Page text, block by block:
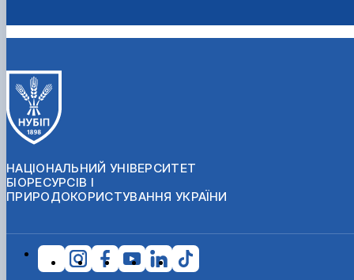
НАЦІОНАЛЬНИЙ УНІВЕРСИТЕТ
БІОРЕСУРСІВ І
ПРИРОДОКОРИСТУВАННЯ УКРАЇНИ